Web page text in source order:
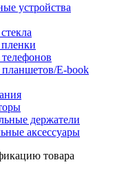
устройства
E-book
держатели
аксессуары
товара